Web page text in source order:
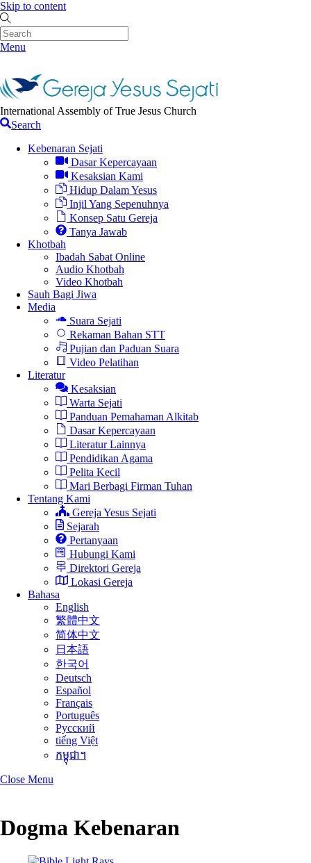
Skip to content
Menu
International Assembly of True Jesus Church
Search
Kebenaran Sejati
Dasar Kepercayaan
Kesaksian Kami
Hidup Dalam Yesus
Injil Yang Sepenuhnya
Konsep Satu Gereja
Tanya Jawab
Khotbah
Ibadah Sabat Online
Audio Khotbah
Video Khotbah
Sauh Bagi Jiwa
Media
Suara Sejati
Rekaman Bahan STT
Pujian dan Paduan Suara
Video Pelatihan
Literatur
Kesaksian
Warta Sejati
Panduan Pemahaman Alkitab
Dasar Kepercayaan
Literatur Lainnya
Pendidikan Agama
Pelita Kecil
Mari Berbagi Firman Tuhan
Tentang Kami
Gereja Yesus Sejati
Sejarah
Pertanyaan
Hubungi Kami
Direktori Gereja
Lokasi Gereja
Bahasa
English
繁體中文
简体中文
日本語
한국어
Deutsch
Español
Français
Português
Русский
tiếng Việt
កម្ពុជា។
Close Menu
Dogma Kebenaran